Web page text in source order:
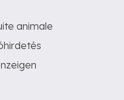
animale